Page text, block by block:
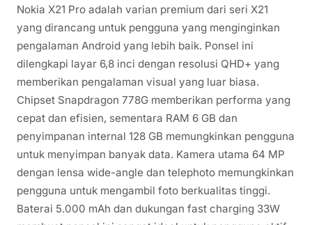
Nokia X21 Pro adalah varian premium dari seri X21
yang dirancang untuk pengguna yang menginginkan
pengalaman Android yang lebih baik. Ponsel ini
dilengkapi layar 6,8 inci dengan resolusi QHD+ yang
memberikan pengalaman visual yang luar biasa.
Chipset Snapdragon 778G memberikan performa yang
cepat dan efisien, sementara RAM 6 GB dan
penyimpanan internal 128 GB memungkinkan pengguna
untuk menyimpan banyak data. Kamera utama 64 MP
dengan lensa wide-angle dan telephoto memungkinkan
pengguna untuk mengambil foto berkualitas tinggi.
Baterai 5.000 mAh dan dukungan fast charging 33W